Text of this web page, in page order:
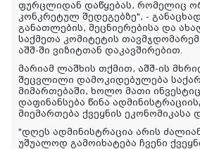
ფურცლიდან დაწყებას, რომელიც
კონკრეტულ შედეგებზე", -
განათლების, მეცნიერებისა და
საქმეთა კომიტეტის
აშშ-ში ვიზიტთან დაკავშირებით.
მარიამ ლაშხის თქმით, აშშ-ის
შეცვლილი დამოკიდებულება
მიმართებაში, ხოლო მათი
დაფინანსება წინა
მიემართება ქვეყნის ეკონომიკასა
"დღეს ადმინისტრაცია არის
უშუალოდ გამოიხატება ჩვენი